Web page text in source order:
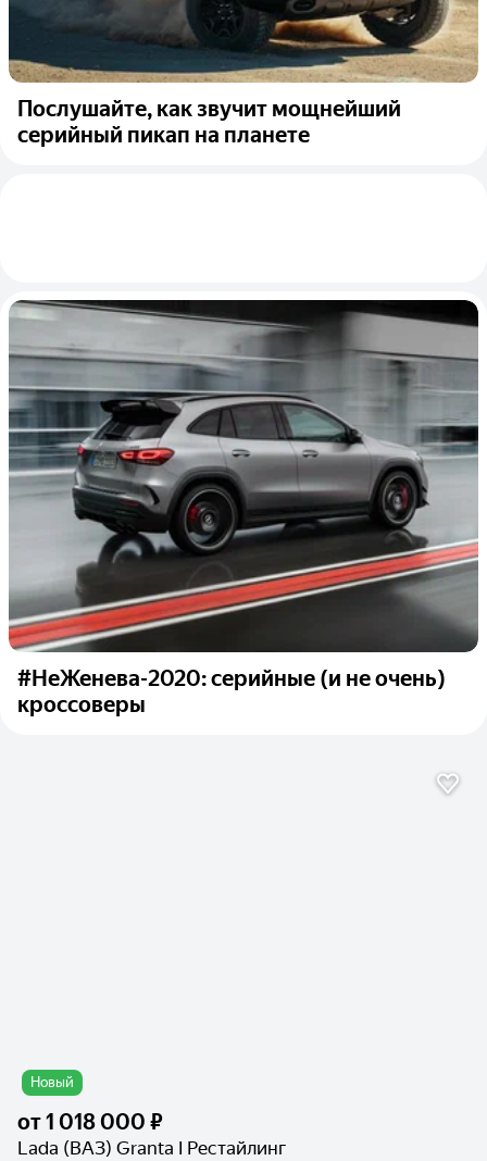
Послушайте, как звучит мощнейший
серийный пикап на планете
#НеЖенева-2020: серийные (и не очень)
кроссоверы
Новый
от1 018 000 ₽
Lada (ВАЗ) Granta I Рестайлинг